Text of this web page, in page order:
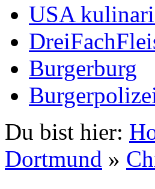
USA
Burgerburg
Du bist hier:
Dortmund »